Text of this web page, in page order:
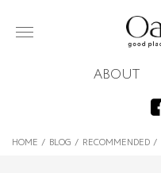
ABOUT
HOME / BLOG / RECOMMENDED /